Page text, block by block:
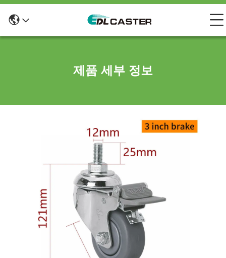
제품 세부 정보